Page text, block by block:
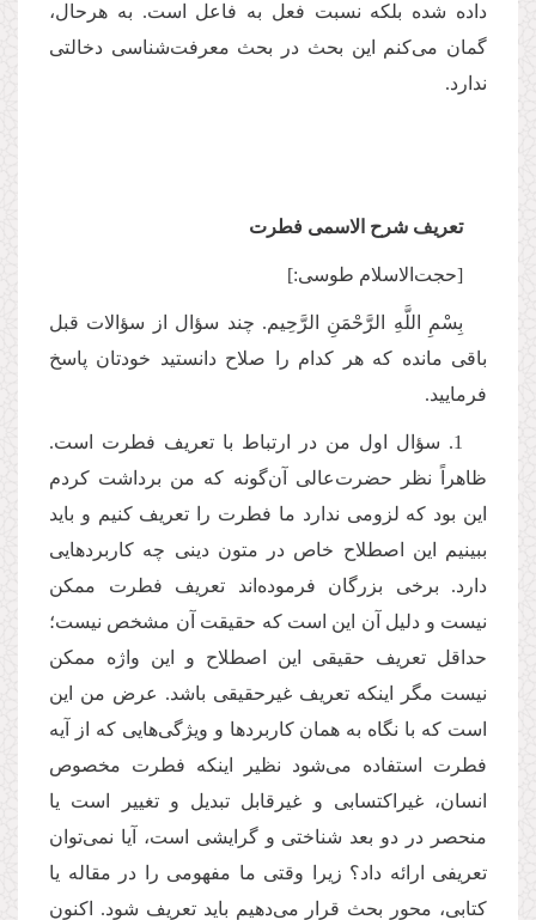
داده شده بلکه نسبت فعل به فاعل است. به هرحال،
گمان می‌کنم این بحث در بحث معرفت‌شناسی دخالتی
ندارد.
تعریف شرح الاسمی فطرت
[حجت‌الاسلام طوسی:]
بِسْمِ اللَّهِ الرَّحْمَنِ الرَّحِيم. چند سؤال از سؤالات قبل
باقی مانده که هر کدام را صلاح دانستید خودتان پاسخ
فرمایید.
1. سؤال اول من در ارتباط با تعریف فطرت است.
ظاهراً نظر حضرت‌عالی آن‌گونه که من برداشت کردم
این بود که لزومی ندارد ما فطرت را تعریف کنیم و باید
ببینیم این اصطلاح خاص در متون دینی چه کاربردهایی
دارد. برخی بزرگان فرموده‌اند تعریف فطرت ممکن
نیست و دلیل آن این است که حقیقت آن مشخص نیست؛
حداقل تعریف حقیقی این اصطلاح و این واژه ممکن
نیست مگر اینکه تعریف غیرحقیقی باشد. عرض من این
است که با نگاه به همان کاربردها و ویژگی‌هایی که از آیه
فطرت استفاده می‌شود نظیر اینکه فطرت مخصوص
انسان، غیراکتسابی و غیرقابل تبدیل و تغییر است یا
منحصر در دو بعد شناختی و گرایشی است، آیا نمی‌توان
تعریفی ارائه داد؟ زیرا وقتی ما مفهومی را در مقاله یا
کتابی، محور بحث قرار می‌دهیم باید تعریف شود. اکنون